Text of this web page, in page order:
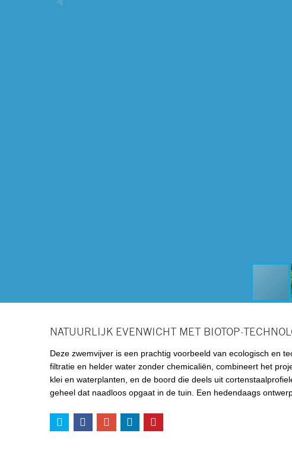
NATUURLIJK EVENWICHT MET BIOTOP-
Deze zwemvijver is een prachtig voorbeeld van ecologisch en
filtratie en helder water zonder chemicaliën, combineert het
klei en waterplanten, en de boord die deels uit
geheel dat naadloos opgaat in de tuin. Een hedendaags